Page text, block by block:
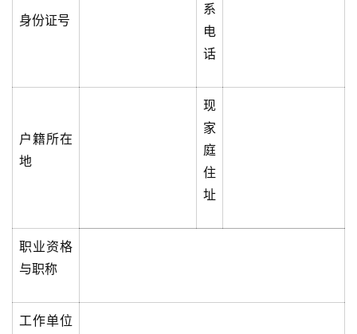
身份证号
系
电
话
户籍所在
地
现
家
庭
住
址
职业资格
与职称
工作单位